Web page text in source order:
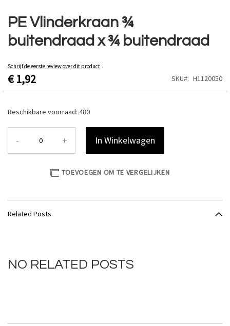
PE Vlinderkraan ¾
buitendraad x ¾ buitendraad
Schrijf de eerste review over dit product
€ 1,92 SKU H1120050
Beschikbare voorraad: 480
- + In Winkelwagen
TOEVOEGEN OM TE VERGELIJKEN
naar
het
begin
van
afbeeldingen-
gallerij
Related Posts
NO RELATED POSTS